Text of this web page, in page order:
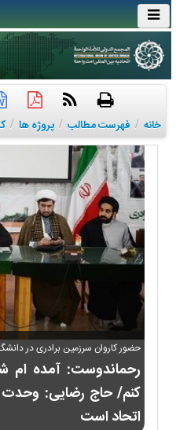
خانه / فهرست مطالب / پروژه ها /
حضور کاروان سرزمین برادری در
رحماندوست: آمده ام
کنم/ حاج رضایی: وحدت
اتحاد است